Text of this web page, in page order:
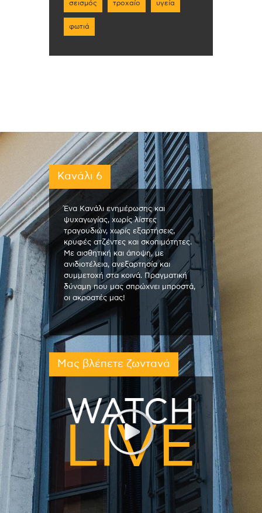
σεισμός τροχαίο υγεία
φωτιά
Κανάλι 6
Ένα Κανάλι ενημέρωσης και
ψυχαγωγίας, χωρίς λίστες
τραγουδιών, χωρίς εξαρτήσεις,
κρυφές ατζέντες και σκοπιμότητες.
Με αισθητική και άποψη, με
ανιδιοτέλεια, ανεξαρτησία και
συμμετοχή στα κοινά. Πραγματική
δύναμη που μας σπρώχνει μπροστά,
οι ακροατές μας!
Μας βλέπετε ζωντανά